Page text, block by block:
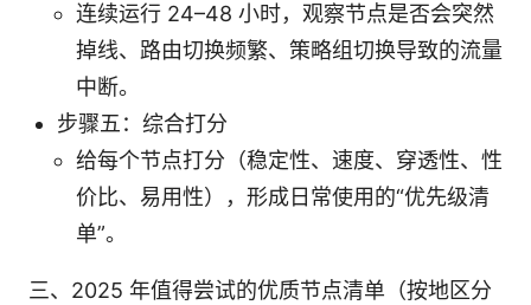
连续运行 24–48 小时，观察节点是否会突然
掉线、路由切换频繁、策略组切换导致的流量
中断。
步骤五：综合打分
给每个节点打分（稳定性、速度、穿透性、性
价比、易用性），形成日常使用的“优先级清
单”。
三、2025 年值得尝试的优质节点清单（按地区分